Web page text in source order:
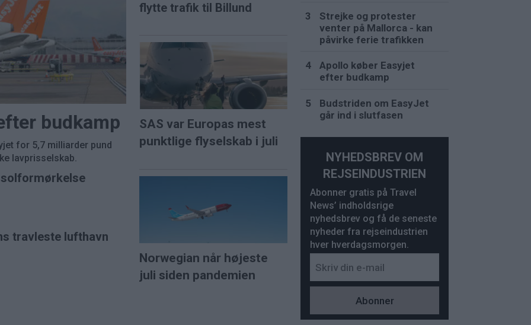
budkamp
for 5,7 milliarder pund
lavprisselskab.
travleste lufthavn
flytte trafik til Billund
SAS var Europas mest
punktlige flyselskab i juli
Norwegian når højeste
juli siden pandemien
Strejke og protester
venter på Mallorca - kan
påvirke ferie trafikken
Apollo køber Easyjet
efter budkamp
Budstriden om EasyJet
går ind i slutfasen
NYHEDSBREV OM
REJSEINDUSTRIEN
Abonner gratis på Travel
News’ indholdsrige
nyhedsbrev og få de seneste
nyheder fra rejseindustrien
hver hverdagsmorgen.